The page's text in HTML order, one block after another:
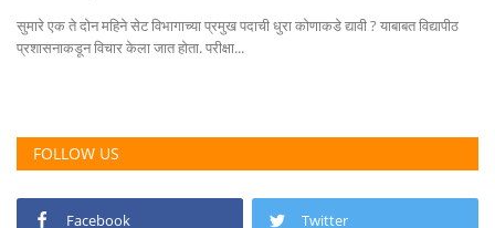
सुमारे एक ते दोन महिने सेट विभागाच्या प्रमुख पदाची धुरा कोणाकडे द्यावी ? याबाबत विद्यापीठ
प्रशासनाकडून विचार केला जात होता. परीक्षा...
FOLLOW US
Facebook Twitter